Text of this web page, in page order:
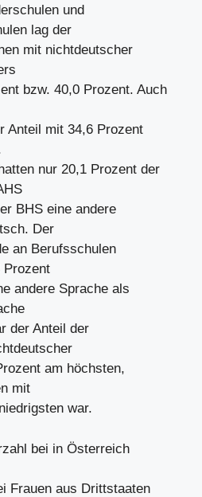
und
lag der
mit nichtdeutscher
bzw. 40,0 Prozent. Auch
Anteil mit 34,6 Prozent
nur 20,1 Prozent der
BHS eine andere
Der
an Berufsschulen
Prozent
andere Sprache als
der Anteil der
am höchsten,
mit
war.
bei in Österreich
Frauen aus Drittstaaten